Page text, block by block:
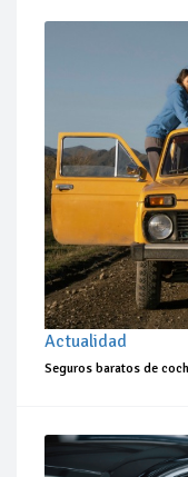
Actualidad
Seguros baratos de